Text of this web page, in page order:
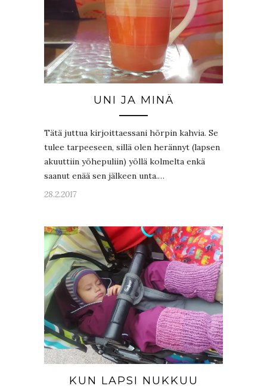
UNI JA MINÄ
Tätä juttua kirjoittaessani hörpin kahvia. Se
tulee tarpeeseen, sillä olen herännyt (lapsen
akuuttiin yöhepuliin) yöllä kolmelta enkä
saanut enää sen jälkeen unta.…
28.2.2017
KUN LAPSI NUKKUU